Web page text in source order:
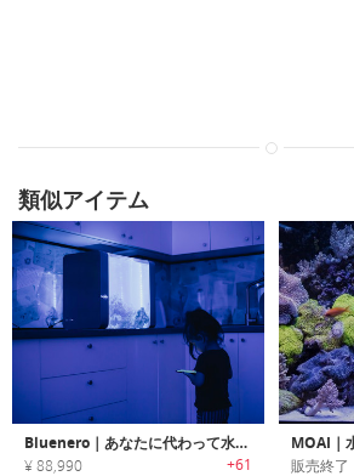
類似アイテム
Bluenero｜あなたに代わって水温/水質管理・餌やりするスマートアクアリウム「ブルーネロ」
¥ 88,990 +61 販売終了